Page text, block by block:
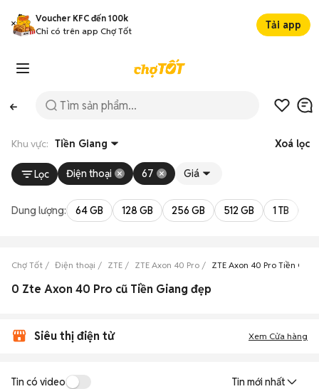
Voucher KFC đến 100k
Chỉ có trên app Chợ Tốt
Tải app
Khu vực: Tiền Giang Xoá lọc
Lọc Điện thoại 67 Giá
Dung lượng: 64 GB 128 GB 256 GB 512 GB 1 TB
Chợ Tốt Điện thoại ZTE ZTE Axon 40 Pro ZTE Axon 40 Pro Tiền
0 Zte Axon 40 Pro cũ Tiền Giang đẹp
Siêu thị điện tử Xem Cửa hàng
Tin có video Tin mới nhất